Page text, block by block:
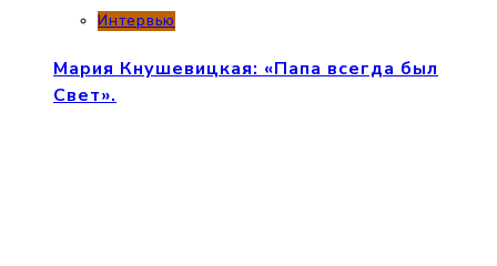
Интервью
Мария Кнушевицкая: «Папа всегда был
Свет».